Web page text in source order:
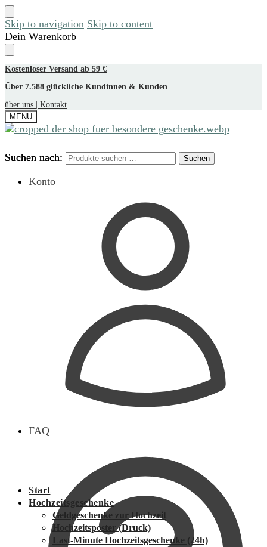
Skip to navigation Skip to content
Dein Warenkorb
Kostenloser Versand ab 59 €
Über 7.588 glückliche Kundinnen & Kunden
über uns |
Kontakt
MENU
Suchen nach: Suchen
Konto
FAQ
Suchen nach: Suchen
Start
Hochzeitsgeschenke
Geldgeschenke zur Hochzeit
Hochzeitsposter (Druck)
Last-Minute Hochzeitsgeschenke (24h)